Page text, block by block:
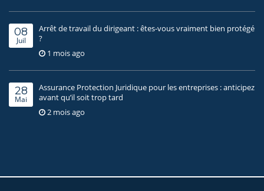
08
Juil
Arrêt de travail du dirigeant : êtes-vous vraiment bien protégé
?
1 mois ago
28
Mai
Assurance Protection Juridique pour les entreprises : anticipez
avant qu’il soit trop tard
2 mois ago